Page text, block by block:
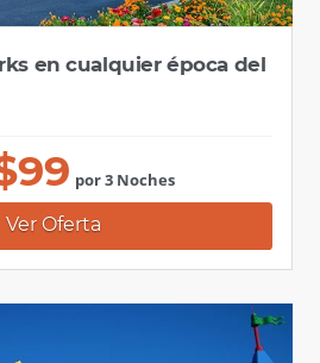
en cualquier época del
99 por 3 Noches
Ver Oferta